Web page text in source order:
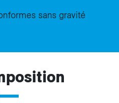
sans gravité